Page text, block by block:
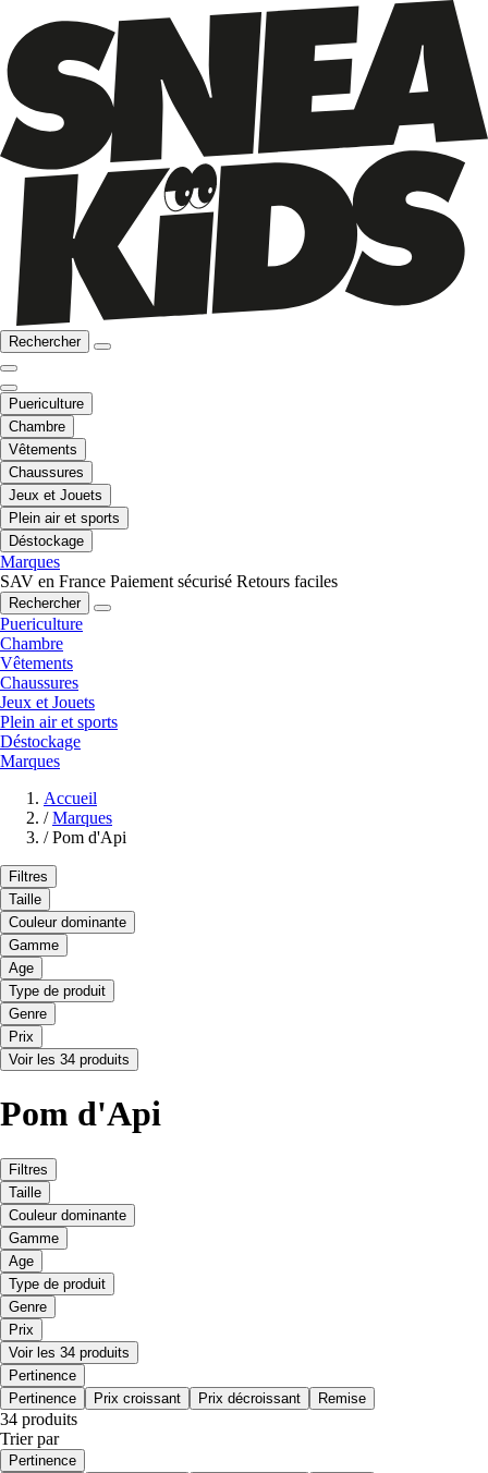
Rechercher
Puericulture
Chambre
Vêtements
Chaussures
Jeux et Jouets
Plein air et sports
Déstockage
Marques
SAV en France Paiement sécurisé Retours faciles
Rechercher
Puericulture
Chambre
Vêtements
Chaussures
Jeux et Jouets
Plein air et sports
Déstockage
Marques
Accueil
/ Marques
/ Pom d'Api
Filtres
Taille
Couleur dominante
Gamme
Age
Type de produit
Genre
Prix
Voir les 34 produits
Pom d'Api
Filtres
Taille
Couleur dominante
Gamme
Age
Type de produit
Genre
Prix
Voir les 34 produits
Pertinence
Pertinence
Prix croissant Prix décroissant Remise
34 produits
Trier par
Pertinence